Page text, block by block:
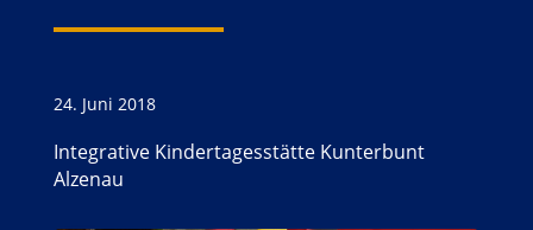
24. Juni 2018
Integrative Kindertagesstätte Kunterbunt
Alzenau